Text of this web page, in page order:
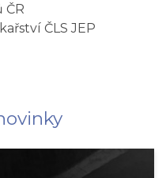
ČR
ČLS JEP